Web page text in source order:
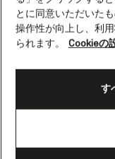
とに同意いただいた
操作性が向上し、利
られます。
Cookieの
す